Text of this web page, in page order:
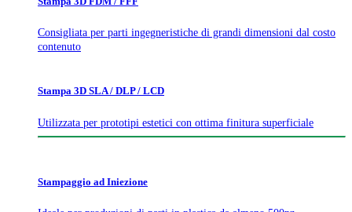
Consigliata per parti ingegneristiche di grandi dimensioni dal costo
contenuto
Stampa 3D SLA / DLP / LCD
Utilizzata per prototipi estetici con ottima finitura superficiale
Stampaggio ad Iniezione